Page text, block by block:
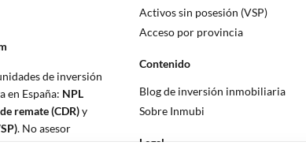
de inversión
en España: NPL
remate (CDR)y
. No asesor
Activos sin posesión (VSP)
Acceso por provincia
Contenido
Blog de inversión inmobiliaria
Sobre Inmubi
Legal